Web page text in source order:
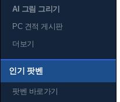
AI 그림 그리기
PC 견적 게시판
더보기
인기 팟벤
팟벤 바로가기